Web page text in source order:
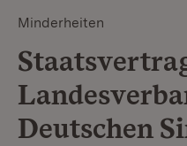
Minderheiten
Deutschen